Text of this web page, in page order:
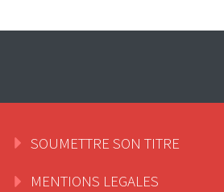
SOUMETTRE SON TITRE
MENTIONS LEGALES